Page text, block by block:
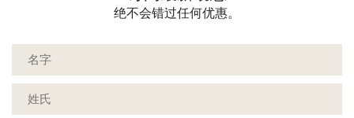
绝不会错过任何优惠。